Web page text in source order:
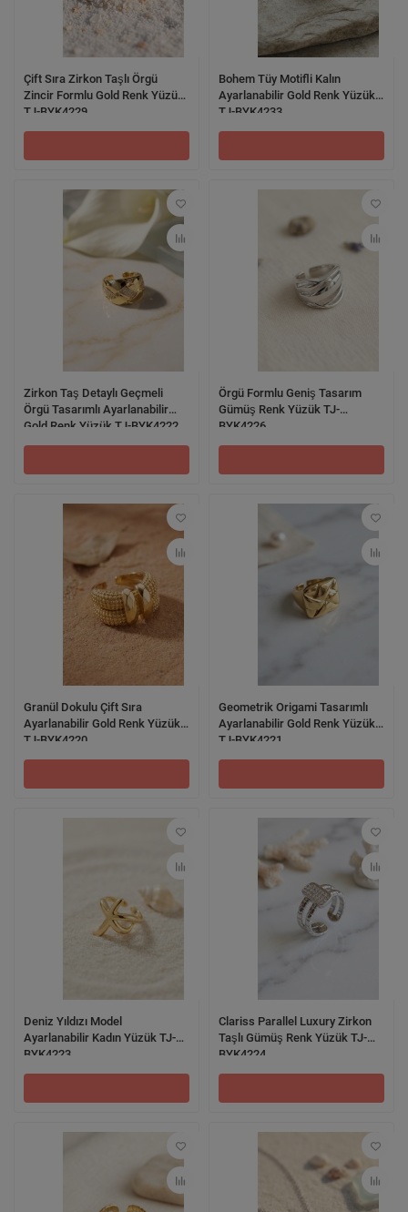
Çift Sıra Zirkon Taşlı Örgü
Zincir Formlu Gold Renk Yüzük
TJ-BYK4229
Bohem Tüy Motifli Kalın
Ayarlanabilir Gold Renk Yüzük
TJ-BYK4233
Zirkon Taş Detaylı Geçmeli
Örgü Tasarımlı Ayarlanabilir
Gold Renk Yüzük TJ-BYK4222
Örgü Formlu Geniş Tasarım
Gümüş Renk Yüzük TJ-
BYK4226
Granül Dokulu Çift Sıra
Ayarlanabilir Gold Renk Yüzük
TJ-BYK4220
Geometrik Origami Tasarımlı
Ayarlanabilir Gold Renk Yüzük
TJ-BYK4221
Deniz Yıldızı Model
Ayarlanabilir Kadın Yüzük TJ-
BYK4223
Clariss Parallel Luxury Zirkon
Taşlı Gümüş Renk Yüzük TJ-
BYK4224